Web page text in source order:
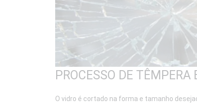
PROCESSO DE
O vidro é cortado na forma e tamanho